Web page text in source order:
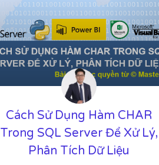
Cách Sử Dụng Hàm CHAR
Trong SQL Server Để Xử Lý,
Phân Tích Dữ Liệu